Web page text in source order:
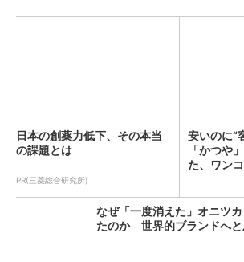
日本の創薬力低下、その本当
の課題とは
PR(三菱総合研究所)
安いのに“
「かつや
た、ワン
なぜ「一度消えた」オニツ
たのか 世界的ブランドへと